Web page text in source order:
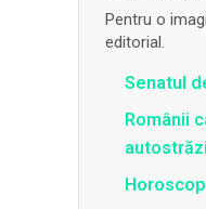
Pentru o
editorial.
Senatul
Românii